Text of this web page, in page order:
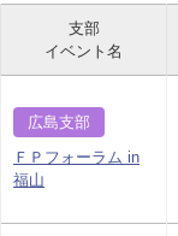
支部
イベント名
広島支部
ＦＰフォーラム in
福山